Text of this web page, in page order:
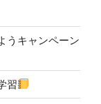
うキャンペーン
習